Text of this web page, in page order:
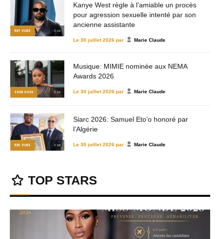
947 VUES © DR
Kanye West règle à l’amiable un procès
pour agression sexuelle intenté par son
ancienne assistante
Le 30 juillet 2026 par Marie Claude
1 008 VUES © DR
Musique: MIMIE nominée aux NEMA
Awards 2026
Le 30 juillet 2026 par Marie Claude
935 VUES © DR
Siarc 2026: Samuel Eto’o honoré par
l’Algérie
Le 30 juillet 2026 par Marie Claude
TOP STARS